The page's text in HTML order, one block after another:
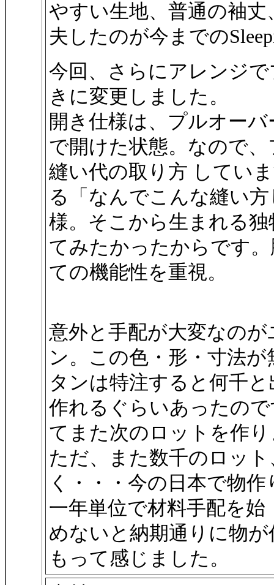
やすい生地、普通の袖
夫したのが今までの
今回、さらにアレンジ
きに変更しました。
開き仕様は、プルオー
で開けた状態。なので
縫い代の取り方 してい
る「なんでこんな縫い
様。そこから生まれる
てみたかったからです
ての機能性を重視。
意外と手配が大変なの
ン。この色・形・寸法
タンは特注すると何千
作れるぐらいあったの
てまた次のロットを作
ただ、また数千のロッ
く・・・今の日本で物
一年単位で材料手配を始
めないと納期通りに物
もって感じました。